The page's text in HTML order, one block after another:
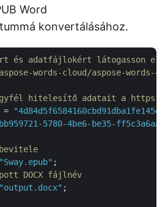
Word
konvertálásához.
és adatfájlokért látogasson
words-cloud/aspose-words-
hitelesítő adatait a https://
=
5780-4be6-be35-
bevitele
"Sway.epub"
DOCX fájlnév
"output.docx" ;